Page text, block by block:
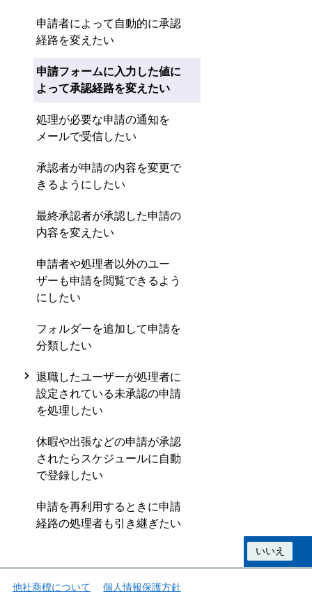
申請者によって自動的に承認
経路を変えたい
申請フォームに入力した値に
よって承認経路を変えたい
処理が必要な申請の通知を
メールで受信したい
承認者が申請の内容を変更で
きるようにしたい
最終承認者が承認した申請の
内容を変えたい
申請者や処理者以外のユー
ザーも申請を閲覧できるよう
にしたい
フォルダーを追加して申請を
分類したい
退職したユーザーが処理者に
設定されている未承認の申請
を処理したい
休暇や出張などの申請が承認
されたらスケジュールに自動
で登録したい
申請を再利用するときに申請
経路の処理者も引き継ぎたい
いいえ
他社商標について 個人情報保護方針